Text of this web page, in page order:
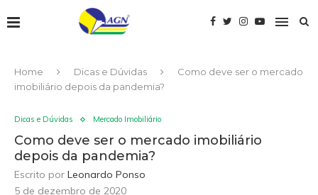
Home Dicas e Dúvidas
Como deve ser o mercado
imobiliário depois da pandemia?
Dicas e Dúvidas Mercado Imobiliário
Como deve ser o mercado imobiliário
depois da pandemia?
Escrito por Leonardo Ponso
5 de dezembro de 2020